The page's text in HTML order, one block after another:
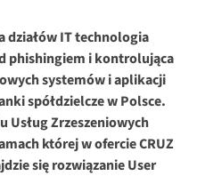
działów IT technologia
phishingiem i kontrolująca
systemów i aplikacji
spółdzielcze w Polsce.
Usług Zrzeszeniowych
której w ofercie CRUZ
się rozwiązanie User